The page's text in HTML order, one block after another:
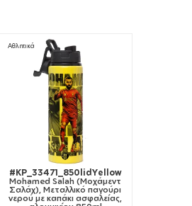
Αθλητικά
#KP_33471_850lidYellow
Mohamed Salah (Μοχάμεντ
Σαλάχ), Μεταλλικό παγούρι
νερού με καπάκι ασφαλείας,